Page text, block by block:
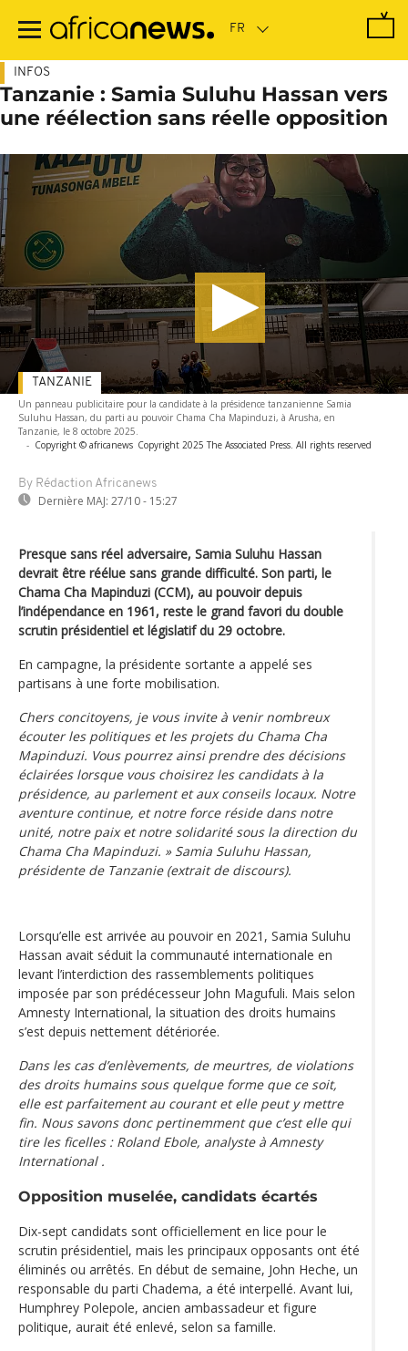
contenu
INFOS
Tanzanie : Samia Suluhu Hassan vers
une réélection sans réelle opposition
Un panneau publicitaire pour la candidate à la présidence tanzanienne Samia
Suluhu Hassan, du parti au pouvoir Chama Cha Mapinduzi, à Arusha, en
Tanzanie, le 8 octobre 2025.
- Copyright © africanews Copyright 2025 The Associated Press. All rights reserved
By Rédaction Africanews
Dernière MAJ: 27/10 - 15:27
TANZANIE
Presque sans réel adversaire, Samia Suluhu Hassan
devrait être réélue sans grande difficulté. Son parti, le
Chama Cha Mapinduzi (CCM), au pouvoir depuis
l’indépendance en 1961, reste le grand favori du double
scrutin présidentiel et législatif du 29 octobre.
En campagne, la présidente sortante a appelé ses
partisans à une forte mobilisation.
Chers concitoyens, je vous invite à venir nombreux
écouter les politiques et les projets du Chama Cha
Mapinduzi. Vous pourrez ainsi prendre des décisions
éclairées lorsque vous choisirez les candidats à la
présidence, au parlement et aux conseils locaux. Notre
aventure continue, et notre force réside dans notre
unité, notre paix et notre solidarité sous la direction du
Chama Cha Mapinduzi. » Samia Suluhu Hassan,
présidente de Tanzanie (extrait de discours).
Lorsqu’elle est arrivée au pouvoir en 2021, Samia Suluhu
Hassan avait séduit la communauté internationale en
levant l’interdiction des rassemblements politiques
imposée par son prédécesseur John Magufuli. Mais selon
Amnesty International, la situation des droits humains
s’est depuis nettement détériorée.
Dans les cas d’enlèvements, de meurtres, de violations
des droits humains sous quelque forme que ce soit,
elle est parfaitement au courant et elle peut y mettre
fin. Nous savons donc pertinemment que c’est elle qui
tire les ficelles : Roland Ebole, analyste à Amnesty
International .
Opposition muselée, candidats écartés
Dix-sept candidats sont officiellement en lice pour le
scrutin présidentiel, mais les principaux opposants ont été
éliminés ou arrêtés. En début de semaine, John Heche, un
responsable du parti Chadema, a été interpellé. Avant lui,
Humphrey Polepole, ancien ambassadeur et figure
politique, aurait été enlevé, selon sa famille.